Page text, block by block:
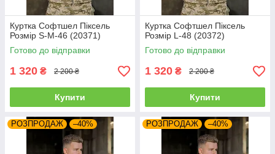
Куртка Софтшел Піксель
Розмір S-M-46 (20371)
Готово до відправки
1 320 ₴ 2 200 ₴
Купити
Куртка Софтшел Піксель
Розмір L-48 (20372)
Готово до відправки
1 320 ₴ 2 200 ₴
Купити
РОЗПРОДАЖ –40% РОЗПРОДАЖ –40%